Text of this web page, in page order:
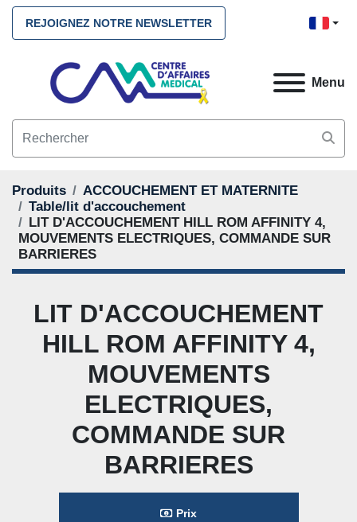
REJOIGNEZ NOTRE NEWSLETTER
Menu
Produits
ACCOUCHEMENT ET MATERNITE
Table/lit d'accouchement
LIT D'ACCOUCHEMENT HILL ROM AFFINITY 4,
MOUVEMENTS ELECTRIQUES, COMMANDE SUR
BARRIERES
LIT D'ACCOUCHEMENT
HILL ROM AFFINITY 4,
MOUVEMENTS
ELECTRIQUES,
COMMANDE SUR
BARRIERES
Prix